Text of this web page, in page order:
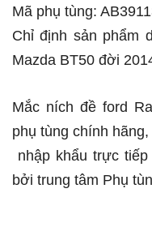
Mã phụ tùng:
Chỉ định sản phẩm
Mazda BT50 đời
Mắc ních đề ford
phụ tùng chính
nhập khẩu trực
bởi trung tâm Phụ